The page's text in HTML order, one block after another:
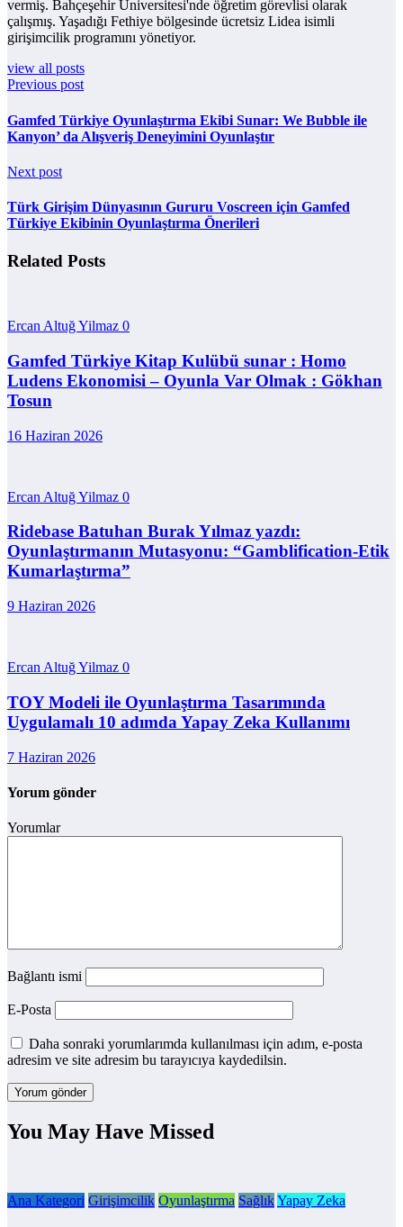
vermiş. Bahçeşehir Üniversitesi'nde öğretim görevlisi olarak
çalışmış. Yaşadığı Fethiye bölgesinde ücretsiz Lidea isimli
girişimcilik programını yönetiyor.
view all posts
Previous post
Gamfed Türkiye Oyunlaştırma Ekibi Sunar: We Bubble ile
Kanyon’ da Alışveriş Deneyimini Oyunlaştır
Next post
Türk Girişim Dünyasının Gururu Voscreen için Gamfed
Türkiye Ekibinin Oyunlaştırma Önerileri
Related Posts
Ercan Altuğ Yilmaz 0
Gamfed Türkiye Kitap Kulübü sunar : Homo
Ludens Ekonomisi – Oyunla Var Olmak : Gökhan
Tosun
16 Haziran 2026
Ercan Altuğ Yilmaz 0
Ridebase Batuhan Burak Yılmaz yazdı:
Oyunlaştırmanın Mutasyonu: “Gamblification-Etik
Kumarlaştırma”
9 Haziran 2026
Ercan Altuğ Yilmaz 0
TOY Modeli ile Oyunlaştırma Tasarımında
Uygulamalı 10 adımda Yapay Zeka Kullanımı
7 Haziran 2026
Yorum gönder
Yorumlar
Bağlantı ismi
E-Posta
Daha sonraki yorumlarımda kullanılması için adım, e-posta
adresim ve site adresim bu tarayıcıya kaydedilsin.
You May Have Missed
Ana Kategori Girişimcilik Oyunlaştırma SağlıkYapay Zeka